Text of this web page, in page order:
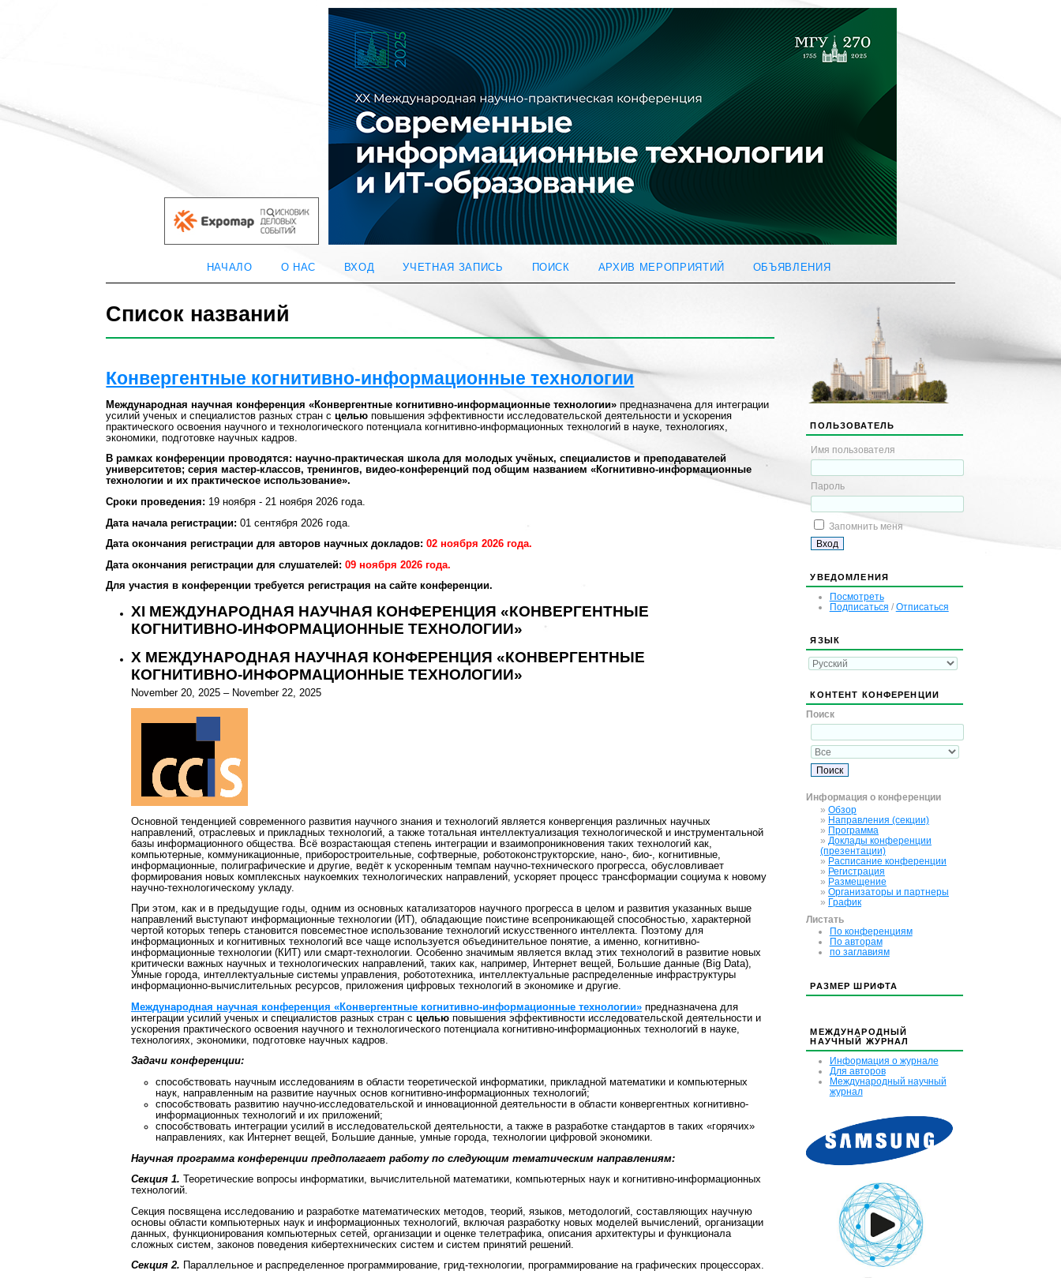
ПОЛЬЗОВАТЕЛЬ
Имя пользователя
Пароль
Запомнить меня
УВЕДОМЛЕНИЯ
Посмотреть
Подписаться / Отписаться
ЯЗЫК
КОНТЕНТ КОНФЕРЕНЦИИ
Поиск
Информация о конференции
» Обзор
» Направления (секции)
» Программа
» Доклады конференции
(презентации)
» Расписание конференции
» Регистрация
» Размещение
» Организаторы и партнеры
» График
Листать
По конференциям
По авторам
по заглавиям
РАЗМЕР ШРИФТА
МЕЖДУНАРОДНЫЙ
НАУЧНЫЙ ЖУРНАЛ
Информация о журнале
Для авторов
Международный научный
журнал
НАЧАЛО О НАС ВХОД УЧЕТНАЯ ЗАПИСЬ ПОИСК АРХИВ МЕРОПРИЯТИЙ ОБЪЯВЛЕНИЯ
Список названий
Конвергентные когнитивно-информационные технологии
Международная научная конференция «Конвергентные когнитивно-информационные технологии» предназначена для интеграции
усилий ученых и специалистов разных стран с целью повышения эффективности исследовательской деятельности и ускорения
практического освоения научного и технологического потенциала когнитивно-информационных технологий в науке, технологиях,
экономики, подготовке научных кадров.
В рамках конференции проводятся: научно-практическая школа для молодых учёных, специалистов и преподавателей
университетов; серия мастер-классов, тренингов, видео-конференций под общим названием «Когнитивно-информационные
технологии и их практическое использование».
Сроки проведения: 19 ноября - 21 ноября 2026 года.
Дата начала регистрации: 01 сентября 2026 года.
Дата окончания регистрации для авторов научных докладов:02 ноября 2026 года.
Дата окончания регистрации для слушателей:09 ноября 2026 года.
Для участия в конференции требуется регистрация на сайте конференции.
XI МЕЖДУНАРОДНАЯ НАУЧНАЯ КОНФЕРЕНЦИЯ «КОНВЕРГЕНТНЫЕ
КОГНИТИВНО-ИНФОРМАЦИОННЫЕ ТЕХНОЛОГИИ»
X МЕЖДУНАРОДНАЯ НАУЧНАЯ КОНФЕРЕНЦИЯ «КОНВЕРГЕНТНЫЕ
КОГНИТИВНО-ИНФОРМАЦИОННЫЕ ТЕХНОЛОГИИ»
November 20, 2025 – November 22, 2025
Основной тенденцией современного развития научного знания и технологий является конвергенция различных научных
направлений, отраслевых и прикладных технологий, а также тотальная интеллектуализация технологической и инструментальной
базы информационного общества. Всё возрастающая степень интеграции и взаимопроникновения таких технологий как,
компьютерные, коммуникационные, приборостроительные, софтверные, роботоконструкторские, нано-, био-, когнитивные,
информационные, полиграфические и другие, ведёт к ускоренным темпам научно-технического прогресса, обусловливает
формирования новых комплексных наукоемких технологических направлений, ускоряет процесс трансформации социума к новому
научно-технологическому укладу.
При этом, как и в предыдущие годы, одним из основных катализаторов научного прогресса в целом и развития указанных выше
направлений выступают информационные технологии (ИТ), обладающие поистине всепроникающей способностью, характерной
чертой которых теперь становится повсеместное использование технологий искусственного интеллекта. Поэтому для
информационных и когнитивных технологий все чаще используется объединительное понятие, а именно, когнитивно-
информационные технологии (КИТ) или смарт-технологии. Особенно значимым является вклад этих технологий в развитие новых
критически важных научных и технологических направлений, таких как, например, Интернет вещей, Большие данные (Big Data),
Умные города, интеллектуальные системы управления, робототехника, интеллектуальные распределенные инфраструктуры
информационно-вычислительных ресурсов, приложения цифровых технологий в экономике и другие.
Международная научная конференция «Конвергентные когнитивно-информационные технологии»предназначена для
интеграции усилий ученых и специалистов разных стран с цельюповышения эффективности исследовательской деятельности и
ускорения практического освоения научного и технологического потенциала когнитивно-информационных технологий в науке,
технологиях, экономики, подготовке научных кадров.
Задачи конференции:
способствовать научным исследованиям в области теоретической информатики, прикладной математики и компьютерных
наук, направленным на развитие научных основ когнитивно-информационных технологий;
способствовать развитию научно-исследовательской и инновационной деятельности в области конвергентных когнитивно-
информационных технологий и их приложений;
способствовать интеграции усилий в исследовательской деятельности, а также в разработке стандартов в таких «горячих»
направлениях, как Интернет вещей, Большие данные, умные города, технологии цифровой экономики.
Научная программа конференции предполагает работу по следующим тематическим направлениям:
Секция 1.
Теоретические вопросы информатики, вычислительной математики, компьютерных наук и когнитивно-информационных
технологий.
Секция посвящена исследованию и разработке математических методов, теорий, языков, методологий, составляющих научную
основы области компьютерных наук и информационных технологий, включая разработку новых моделей вычислений, организации
данных, функционирования компьютерных сетей, организации и оценке телетрафика, описания архитектуры и функционала
сложных систем, законов поведения кибертехнических систем и систем принятий решений.
Секция 2.
Параллельное и распределенное программирование, грид-технологии, программирование на графических процессорах.